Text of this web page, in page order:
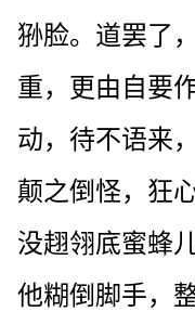
狲脸。道罢了
重，更由自要
动，待不语来
颠之倒怪，狂
没趐翎底蜜蜂
他糊倒脚手，